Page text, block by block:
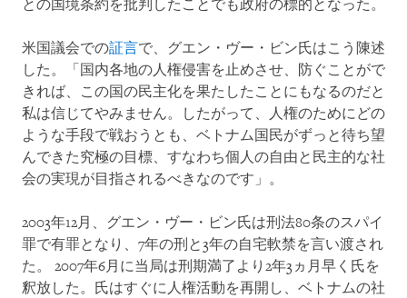
との国境条約を批判したことでも政府の標的となった。
米国議会での証言で、グエン・ヴー・ビン氏はこう陳述
した。「国内各地の人権侵害を止めさせ、防ぐことがで
きれば、この国の民主化を果たしたことにもなるのだと
私は信じてやみません。したがって、人権のためにどの
ような手段で戦おうとも、ベトナム国民がずっと待ち望
んできた究極の目標、すなわち個人の自由と民主的な社
会の実現が目指されるべきなのです」。
2003年12月、グエン・ヴー・ビン氏は刑法80条のスパイ
罪で有罪となり、7年の刑と3年の自宅軟禁を言い渡され
た。 2007年6月に当局は刑期満了より2年3ヵ月早く氏を
釈放した。氏はすぐに人権活動を再開し、ベトナムの社